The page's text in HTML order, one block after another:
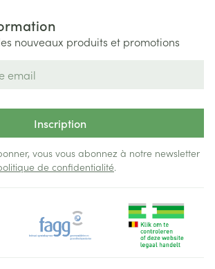
nouveaux produits et promotions
Inscription
vous vous abonnez à notre newsletter
de confidentialité.